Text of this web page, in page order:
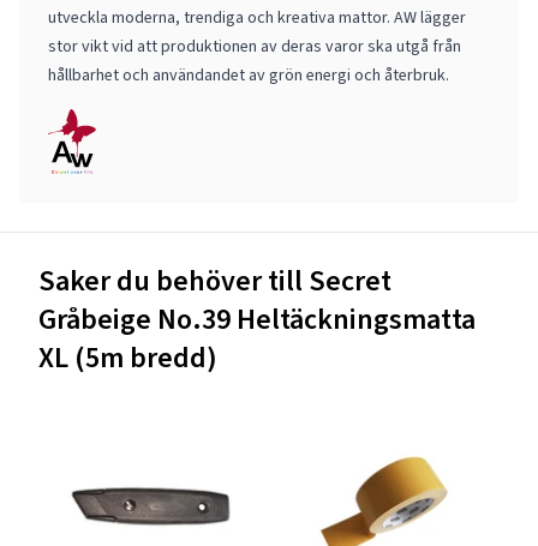
utveckla moderna, trendiga och kreativa mattor. AW lägger
stor vikt vid att produktionen av deras varor ska utgå från
hållbarhet och användandet av grön energi och återbruk.
Saker du behöver till Secret
Gråbeige No.39 Heltäckningsmatta
XL (5m bredd)